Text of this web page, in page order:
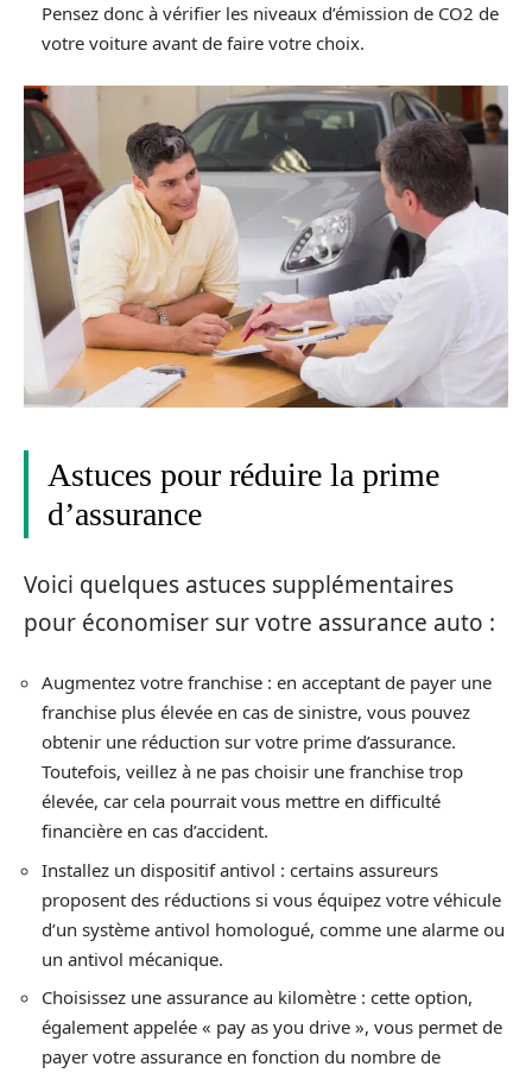
Pensez donc à vérifier les niveaux d’émission de CO2 de
votre voiture avant de faire votre choix.
Astuces pour réduire la prime
d’assurance
Voici quelques astuces supplémentaires
pour économiser sur votre assurance auto :
Augmentez votre franchise : en acceptant de payer une
franchise plus élevée en cas de sinistre, vous pouvez
obtenir une réduction sur votre prime d’assurance.
Toutefois, veillez à ne pas choisir une franchise trop
élevée, car cela pourrait vous mettre en difficulté
financière en cas d’accident.
Installez un dispositif antivol : certains assureurs
proposent des réductions si vous équipez votre véhicule
d’un système antivol homologué, comme une alarme ou
un antivol mécanique.
Choisissez une assurance au kilomètre : cette option,
également appelée « pay as you drive », vous permet de
payer votre assurance en fonction du nombre de